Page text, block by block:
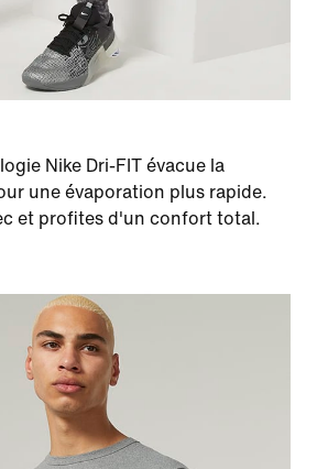
Nike Dri-FIT évacue la
une évaporation plus rapide.
et profites d'un confort total.